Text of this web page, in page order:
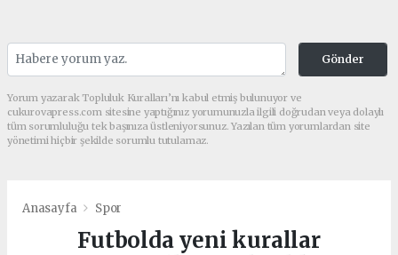
Gönder
Yorum yazarak Topluluk Kuralları’nı kabul etmiş bulunuyor ve
cukurovapress.com sitesine yaptığınız yorumunuzla ilgili doğrudan veya dolaylı
tüm sorumluluğu tek başınıza üstleniyorsunuz. Yazılan tüm yorumlardan site
yönetimi hiçbir şekilde sorumlu tutulamaz.
Anasayfa Spor
Futbolda yeni kurallar